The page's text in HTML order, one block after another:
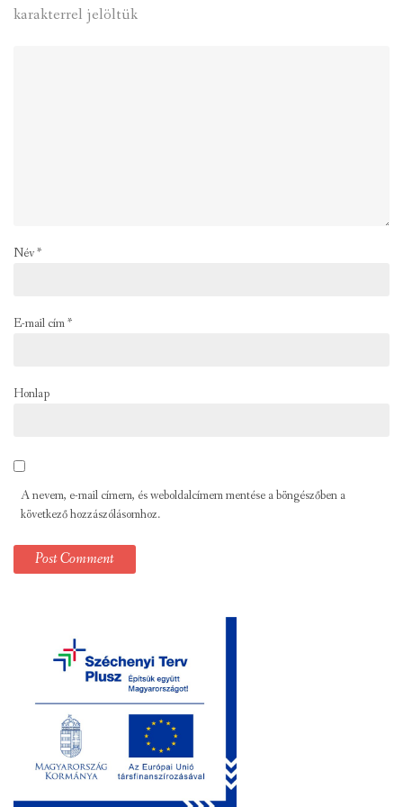
karakterrel jelöltük
Név*
E-mail cím*
Honlap
A nevem, e-mail címem, és weboldalcímem mentése a böngészőben a
következő hozzászólásomhoz.